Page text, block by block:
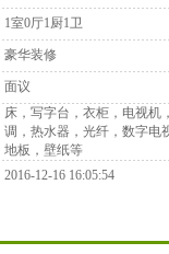
1室0厅1厨1卫
豪华装修
面议
床，写字台，衣柜，电视机
调，热水器，光纤，数字电
地板，壁纸等
2016-12-16 16:05:54